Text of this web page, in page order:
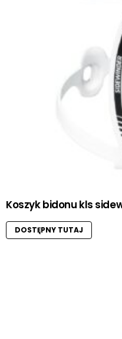
Koszyk bidonu kls
DOSTĘPNY TUTAJ